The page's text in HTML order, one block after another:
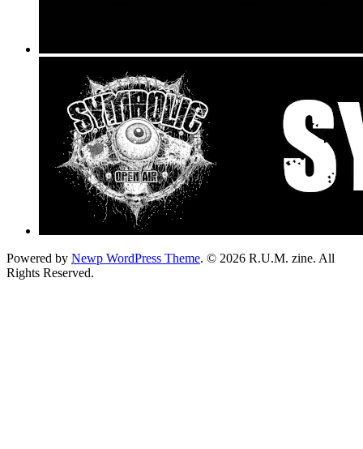
Powered by Newp WordPress Theme. © 2026 R.U.M. zine. All
Rights Reserved.